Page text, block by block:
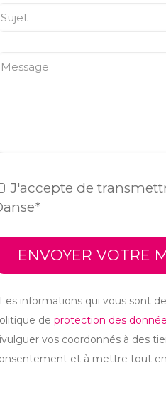
J'accepte de
informations qui vous sont
de protection des
vos coordonnés à des
et à mettre tout